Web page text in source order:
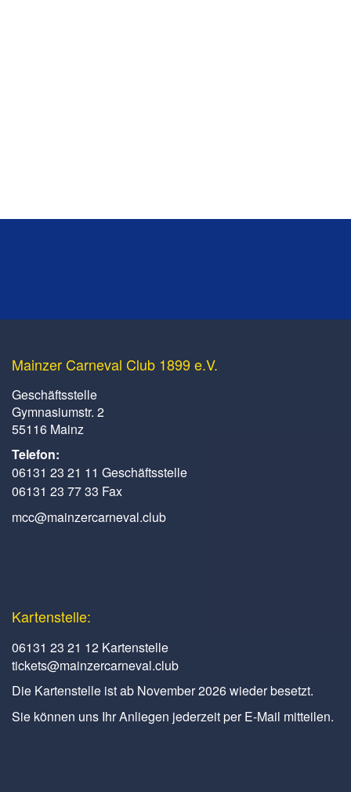
Mainzer Carneval Club 1899 e.V.
Geschäftsstelle
Gymnasiumstr. 2
55116 Mainz
Telefon:
06131 23 21 11 Geschäftsstelle
06131 23 77 33 Fax
mcc@mainzercarneval.club
Kartenstelle:
06131 23 21 12 Kartenstelle
tickets@mainzercarneval.club
Die Kartenstelle ist ab November 2026 wieder besetzt.
Sie können uns Ihr Anliegen jederzeit per E-Mail mitteilen.